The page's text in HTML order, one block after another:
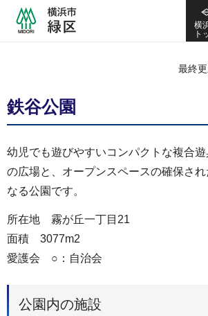
横
ト
最終
鉄谷公園
幼児でも遊びやすいコンパクトな複合
の広場と、オープンスペースの確保さ
なる公園です。
所在地 霧が丘一丁目21
面積 3077m2
愛護会 ○：自治会
公園内の施設